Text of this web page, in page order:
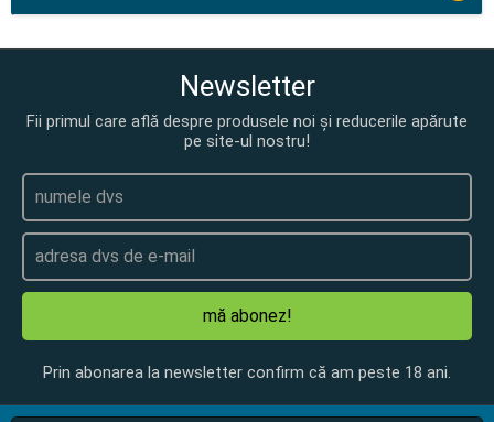
Newsletter
Fii primul care află despre produsele noi și reducerile apărute
pe site-ul nostru!
mă abonez!
Prin abonarea la newsletter confirm că am peste 18 ani.